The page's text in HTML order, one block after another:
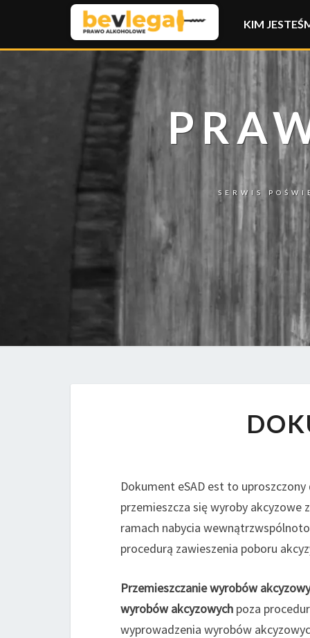
KIM
Dokument eSAD est to
przemieszcza się wyroby akcyzowe
ramach nabycia
procedurą zawieszenia poboru
Przemieszczanie wyrobów
wyrobów akcyzowych poza
wyprowadzenia wyrobów